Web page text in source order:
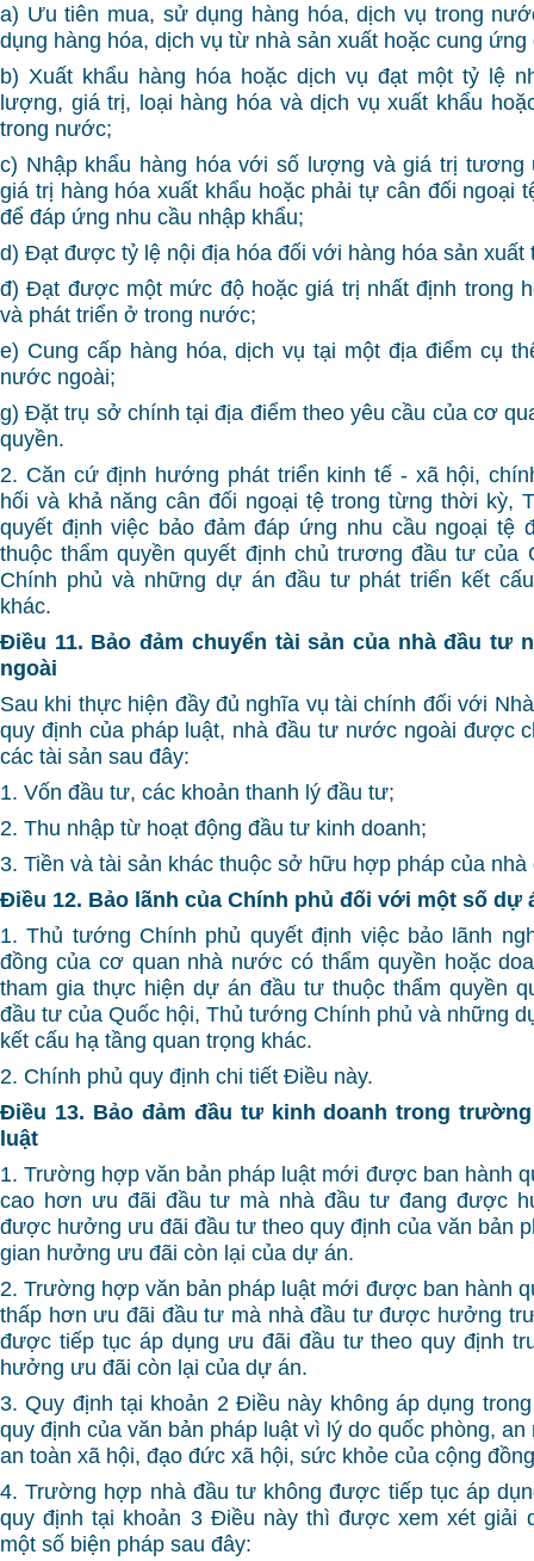
a) Ưu tiên mua, sử dụng hàng hóa, dịch vụ trong
dụng hàng hóa, dịch vụ từ nhà sản xuất hoặc cung
b) Xuất khẩu hàng hóa hoặc dịch vụ đạt một tỷ lệ
lượng, giá trị, loại hàng hóa và dịch vụ xuất khẩu
trong nước;
c) Nhập khẩu hàng hóa với số lượng và giá trị
giá trị hàng hóa xuất khẩu hoặc phải tự cân đối ngoại
để đáp ứng nhu cầu nhập khẩu;
d) Đạt được tỷ lệ nội địa hóa đối với hàng hóa sản xuất
đ) Đạt được một mức độ hoặc giá trị nhất định trong
và phát triển ở trong nước;
e) Cung cấp hàng hóa, dịch vụ tại một địa điểm cụ
nước ngoài;
g) Đặt trụ sở chính tại địa điểm theo yêu cầu của cơ
quyền.
2. Căn cứ định hướng phát triển kinh tế - xã hội,
hối và khả năng cân đối ngoại tệ trong từng thời kỳ,
quyết định việc bảo đảm đáp ứng nhu cầu ngoại tệ
thuộc thẩm quyền quyết định chủ trương đầu tư của
Chính phủ và những dự án đầu tư phát triển kết
khác.
Điều 11. Bảo đảm chuyển tài sản của nhà đầu tư
ngoài
Sau khi thực hiện đầy đủ nghĩa vụ tài chính đối với
quy định của pháp luật, nhà đầu tư nước ngoài được
các tài sản sau đây:
1. Vốn đầu tư, các khoản thanh lý đầu tư;
2. Thu nhập từ hoạt động đầu tư kinh doanh;
3. Tiền và tài sản khác thuộc sở hữu hợp pháp của nhà
Điều 12. Bảo lãnh của Chính phủ đối với một số dự
1. Thủ tướng Chính phủ quyết định việc bảo lãnh
đồng của cơ quan nhà nước có thẩm quyền hoặc
tham gia thực hiện dự án đầu tư thuộc thẩm quyền
đầu tư của Quốc hội, Thủ tướng Chính phủ và những
kết cấu hạ tầng quan trọng khác.
2. Chính phủ quy định chi tiết Điều này.
Điều 13. Bảo đảm đầu tư kinh doanh trong
luật
1. Trường hợp văn bản pháp luật mới được ban hành
cao hơn ưu đãi đầu tư mà nhà đầu tư đang được
được hưởng ưu đãi đầu tư theo quy định của văn bản
gian hưởng ưu đãi còn lại của dự án.
2. Trường hợp văn bản pháp luật mới được ban hành
thấp hơn ưu đãi đầu tư mà nhà đầu tư được hưởng
được tiếp tục áp dụng ưu đãi đầu tư theo quy định
hưởng ưu đãi còn lại của dự án.
3. Quy định tại khoản 2 Điều này không áp dụng
quy định của văn bản pháp luật vì lý do quốc phòng,
an toàn xã hội, đạo đức xã hội, sức khỏe của cộng
4. Trường hợp nhà đầu tư không được tiếp tục áp
quy định tại khoản 3 Điều này thì được xem xét giải
một số biện pháp sau đây: